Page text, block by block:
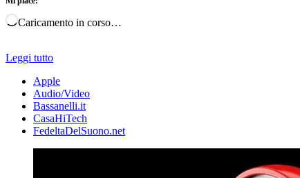
Caricamento in corso…
Leggi tutto
Apple
Audio/Video
Bassanelli.it
CasaHiTech
FedeltaDelSuono.net